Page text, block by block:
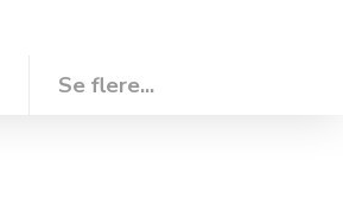
Se flere...